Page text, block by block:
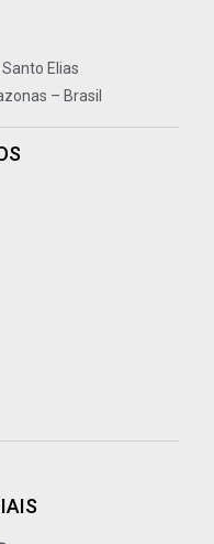
Elias
– Brasil